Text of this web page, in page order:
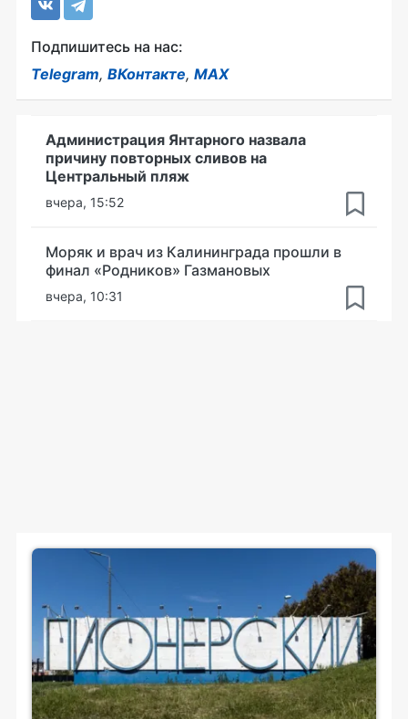
Подпишитесь на нас:
Telegram, ВКонтакте, MAX
Администрация Янтарного назвала
причину повторных сливов на
Центральный пляж
вчера, 15:52
Моряк и врач из Калининграда прошли в
финал «Родников» Газмановых
вчера, 10:31